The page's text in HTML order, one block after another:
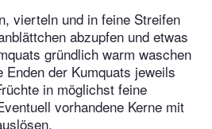
vierteln und in feine Streifen
abzupfen und etwas
gründlich warm waschen
Enden der Kumquats jeweils
in möglichst feine
vorhandene Kerne mit